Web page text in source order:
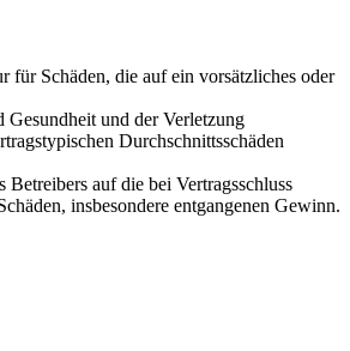
Schäden, die auf ein vorsätzliches oder
Gesundheit und der Verletzung
Durchschnittsschäden
auf die bei Vertragsschluss
insbesondere entgangenen Gewinn.